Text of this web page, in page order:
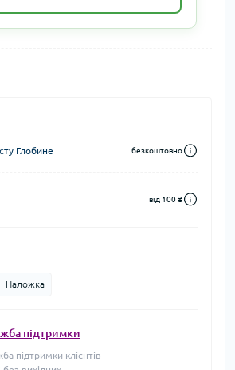
Глобине безкоштовно
від 100 ₴
Наложка
підтримки
підтримки клієнтів